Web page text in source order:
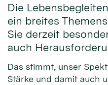
Die
ein breites
Sie derzeit
auch
Das stimmt, unser
Stärke und damit auch